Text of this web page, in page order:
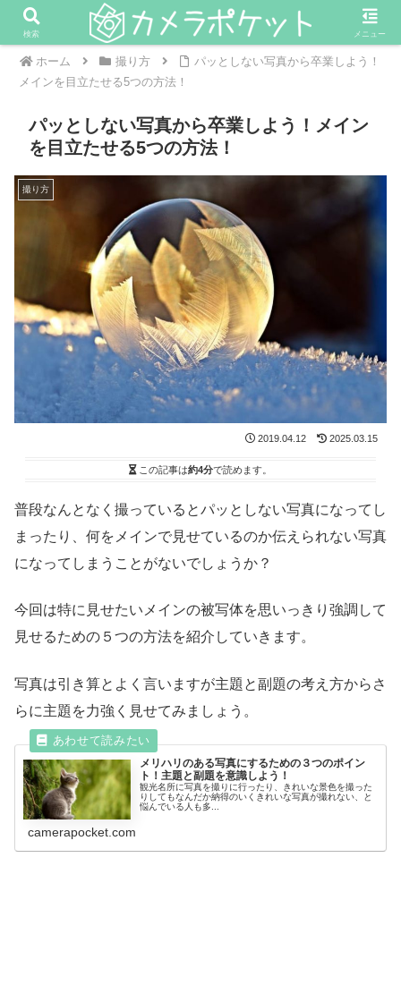
ホーム 撮り方
パッとしない写真から卒業しよう！
メインを目立たせる5つの方法！
パッとしない写真から卒業しよう！メイン
を目立たせる5つの方法！
撮り方
2019.04.12 2025.03.15
この記事は約4分で読めます。
普段なんとなく撮っているとパッとしない写真になってし
まったり、何をメインで見せているのか伝えられない写真
になってしまうことがないでしょうか？
今回は特に見せたいメインの被写体を思いっきり強調して
見せるための５つの方法を紹介していきます。
写真は引き算とよく言いますが主題と副題の考え方からさ
らに主題を力強く見せてみましょう。
メリハリのある写真にするための３つのポイン
ト！主題と副題を意識しよう！
観光名所に写真を撮りに行ったり、きれいな景色を撮った
りしてもなんだか納得のいくきれいな写真が撮れない、と
悩んでいる人も多...
camerapocket.com
検索 メニュー